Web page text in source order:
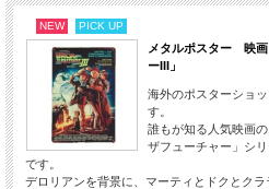
NEW PICK UP
メタルポスター 映画
ーIII」
海外のポスターショ
す。
誰もが知る人気映画
ザフューチャー」シ
です。
デロリアンを背景に、マーティとドクとク